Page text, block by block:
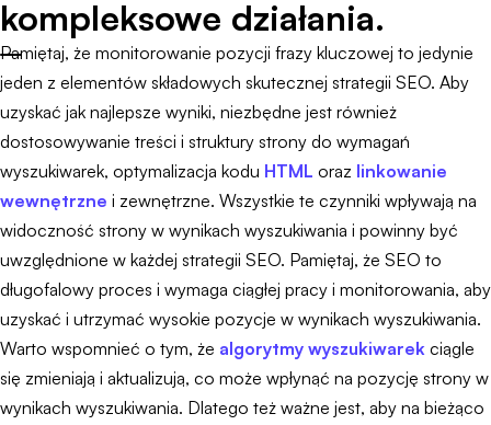
kompleksowe działania.
Pamiętaj, że monitorowanie pozycji frazy kluczowej to jedynie
jeden z elementów składowych skutecznej strategii SEO. Aby
uzyskać jak najlepsze wyniki, niezbędne jest również
dostosowywanie treści i struktury strony do wymagań
wyszukiwarek, optymalizacja kodu HTML oraz linkowanie
wewnętrzne i zewnętrzne. Wszystkie te czynniki wpływają na
widoczność strony w wynikach wyszukiwania i powinny być
uwzględnione w każdej strategii SEO. Pamiętaj, że SEO to
długofalowy proces i wymaga ciągłej pracy i monitorowania, aby
uzyskać i utrzymać wysokie pozycje w wynikach wyszukiwania.
Warto wspomnieć o tym, że algorytmy wyszukiwarek ciągle
się zmieniają i aktualizują, co może wpłynąć na pozycję strony w
wynikach wyszukiwania. Dlatego też ważne jest, aby na bieżąco